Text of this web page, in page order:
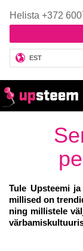
Helista +372
EST
Tule Upsteemi
millised on
ning millistele